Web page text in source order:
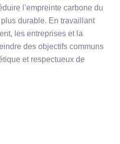
l’empreinte carbone du
durable. En travaillant
les entreprises et la
des objectifs communs
et respectueux de